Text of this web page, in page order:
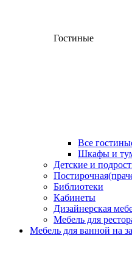
Гостиные
Все
Шкафы и
Детские и
Библиотеки
Кабинеты
Дизайнерская
Мебель для
Мебель для ванной на